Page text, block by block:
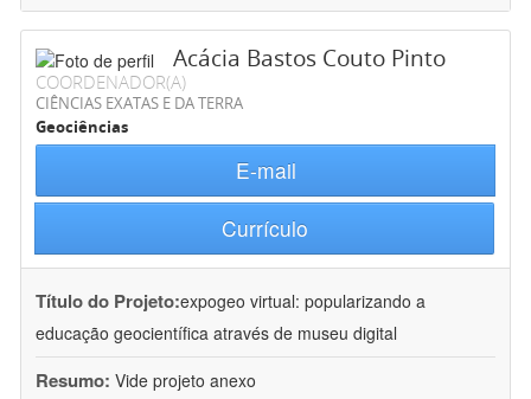
Acácia Bastos Couto Pinto
COORDENADOR(A)
CIÊNCIAS EXATAS E DA TERRA
Geociências
E-mail
Currículo
Título do Projeto:expogeo virtual: popularizando a
educação geocientífica através de museu digital
Resumo: Vide projeto anexo